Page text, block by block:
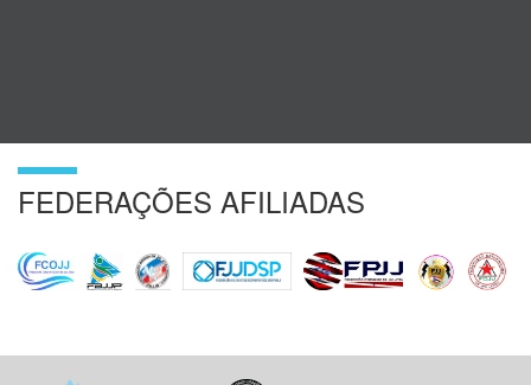
FEDERAÇÕES AFILIADAS